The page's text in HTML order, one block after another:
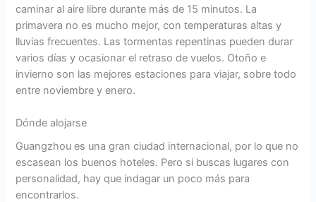
caminar al aire libre durante más de 15 minutos. La
primavera no es mucho mejor, con temperaturas altas y
lluvias frecuentes. Las tormentas repentinas pueden durar
varios días y ocasionar el retraso de vuelos. Otoño e
invierno son las mejores estaciones para viajar, sobre todo
entre noviembre y enero.
Dónde alojarse
Guangzhou es una gran ciudad internacional, por lo que no
escasean los buenos hoteles. Pero si buscas lugares con
personalidad, hay que indagar un poco más para
encontrarlos.